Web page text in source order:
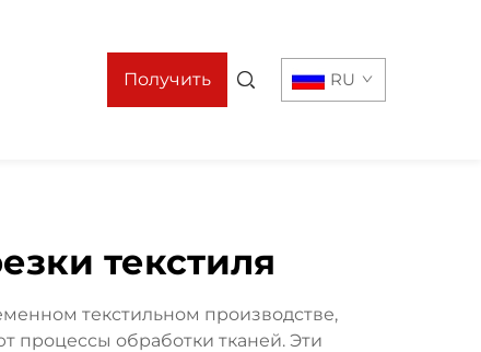
Получить RU
текстиля
текстильном производстве,
процессы обработки тканей. Эти